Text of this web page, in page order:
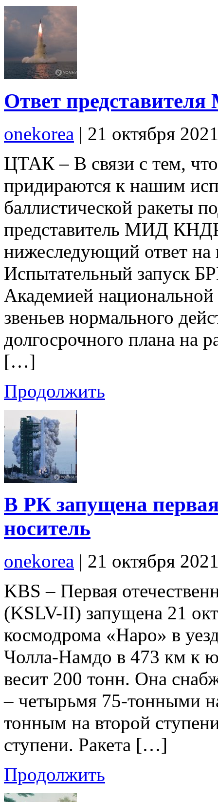
Ответ
onekorea | 21 октября
ЦТАК – В связи с тем,
придираются к нашим
баллистической ракеты
представитель МИД
нижеследующий ответ
Испытательный запуск
Академией
звеньев нормального
долгосрочного плана на
[…]
Продолжить
В РК запущена
носитель
onekorea | 21 октября
KBS – Первая
(KSLV-II) запущена 21
космодрома «Наро» в
Чолла-Намдо в 473 км к
весит 200 тонн. Она
– четырьмя 75-тонными
тонным на второй
ступени. Ракета […]
Продолжить